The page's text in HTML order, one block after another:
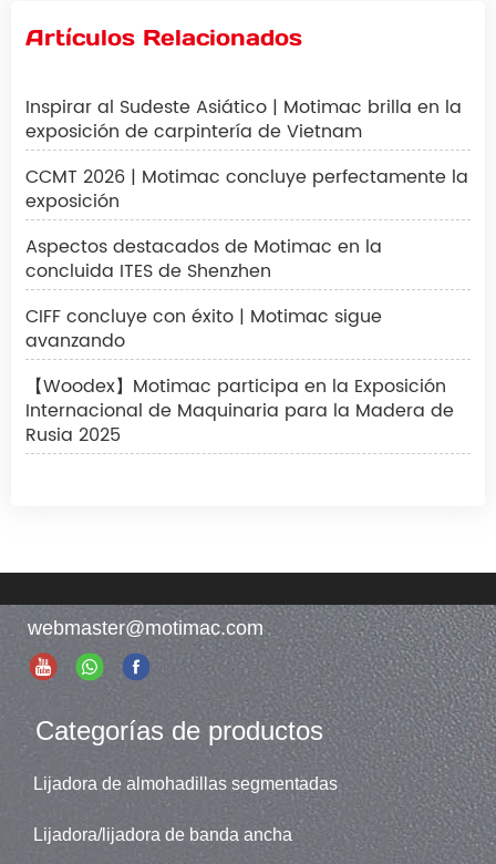
Artículos Relacionados
Inspirar al Sudeste Asiático | Motimac brilla en la
exposición de carpintería de Vietnam
CCMT 2026 | Motimac concluye perfectamente la
exposición
Aspectos destacados de Motimac en la
concluida ITES de Shenzhen
CIFF concluye con éxito | Motimac sigue
avanzando
【Woodex】Motimac participa en la Exposición
Internacional de Maquinaria para la Madera de
Rusia 2025
webmaster@motimac.com
Categorías de productos
Lijadora de almohadillas segmentadas
Lijadora/lijadora de banda ancha